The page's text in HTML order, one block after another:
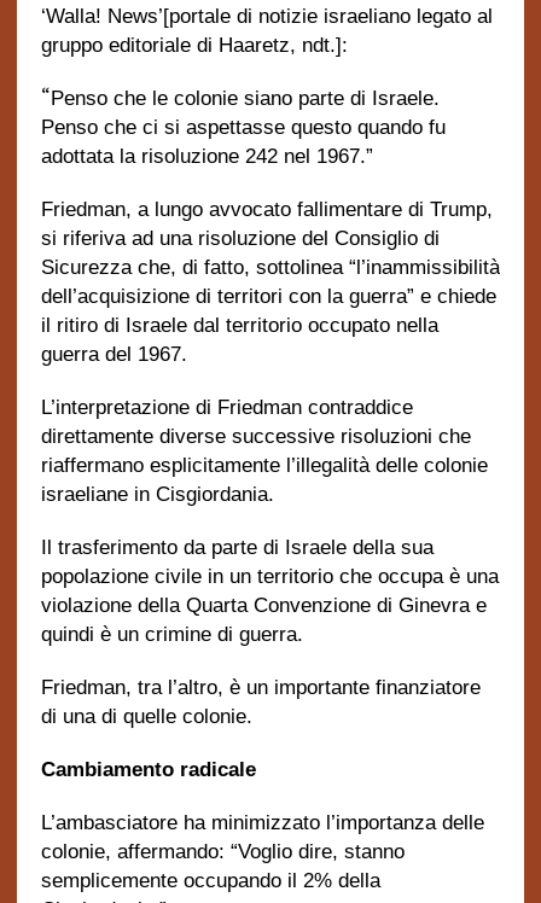
‘Walla! News’[portale di notizie israeliano legato al
gruppo editoriale di Haaretz, ndt.]:
“Penso che le colonie siano parte di Israele.
Penso che ci si aspettasse questo quando fu
adottata la risoluzione 242 nel 1967.”
Friedman, a lungo avvocato fallimentare di Trump,
si riferiva ad una risoluzione del Consiglio di
Sicurezza che, di fatto, sottolinea “l’inammissibilità
dell’acquisizione di territori con la guerra” e chiede
il ritiro di Israele dal territorio occupato nella
guerra del 1967.
L’interpretazione di Friedman contraddice
direttamente diverse successive risoluzioni che
riaffermano esplicitamente l’illegalità delle colonie
israeliane in Cisgiordania.
Il trasferimento da parte di Israele della sua
popolazione civile in un territorio che occupa è una
violazione della Quarta Convenzione di Ginevra e
quindi è un crimine di guerra.
Friedman, tra l’altro, è un importante finanziatore
di una di quelle colonie.
Cambiamento radicale
L’ambasciatore ha minimizzato l’importanza delle
colonie, affermando: “Voglio dire, stanno
semplicemente occupando il 2% della